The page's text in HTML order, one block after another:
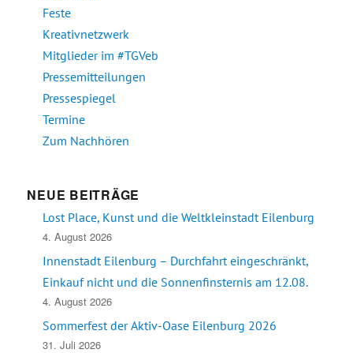
Feste
Kreativnetzwerk
Mitglieder im #TGVeb
Pressemitteilungen
Pressespiegel
Termine
Zum Nachhören
NEUE BEITRÄGE
Lost Place, Kunst und die Weltkleinstadt Eilenburg
4. August 2026
Innenstadt Eilenburg – Durchfahrt eingeschränkt,
Einkauf nicht und die Sonnenfinsternis am 12.08.
4. August 2026
Sommerfest der Aktiv-Oase Eilenburg 2026
31. Juli 2026